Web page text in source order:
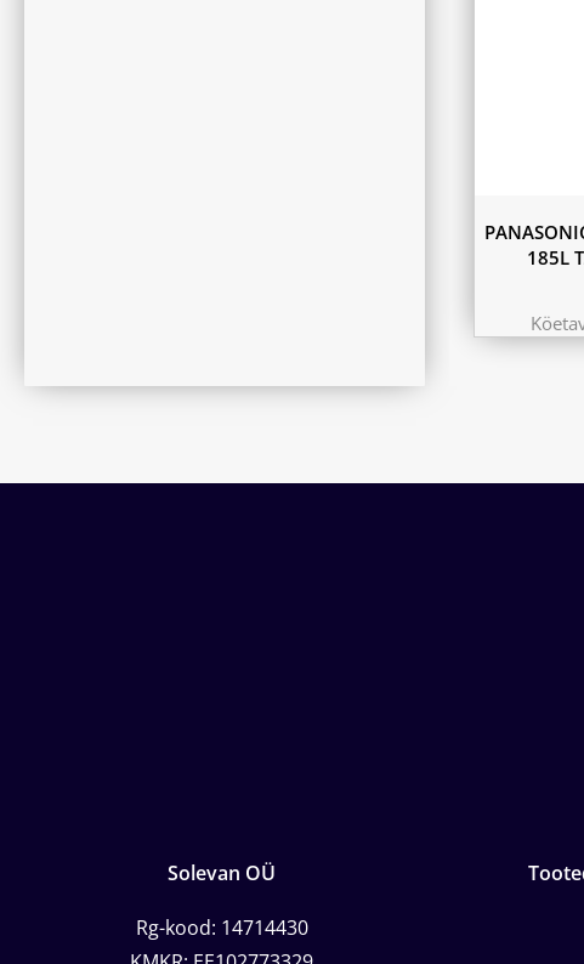
185L
Solevan OÜ
Rg-kood: 14714430